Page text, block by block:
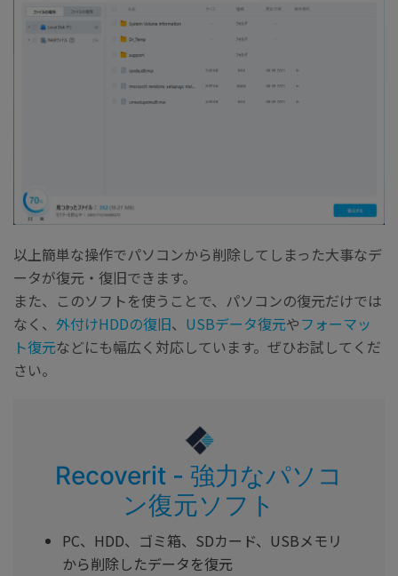
以上簡単な操作でパソコンから削除してしまった大事なデ
ータが復元・復旧できます。
また、このソフトを使うことで、パソコンの復元だけでは
なく、 外付けHDDの復旧、 USBデータ復元やフォーマッ
ト復元などにも幅広く対応しています。ぜひお試してくだ
さい。
Recoverit - 強力なパソコ
ン復元ソフト
PC、HDD、ゴミ箱、SDカード、USBメモリ
から削除したデータを復元